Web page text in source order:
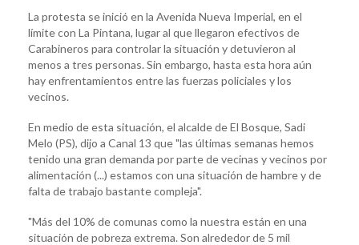
La protesta se inició en la Avenida Nueva Imperial, en el
límite con La Pintana, lugar al que llegaron efectivos de
Carabineros para controlar la situación y detuvieron al
menos a tres personas. Sin embargo, hasta esta hora aún
hay enfrentamientos entre las fuerzas policiales y los
vecinos.
En medio de esta situación, el alcalde de El Bosque, Sadi
Melo (PS), dijo a Canal 13 que "las últimas semanas hemos
tenido una gran demanda por parte de vecinas y vecinos por
alimentación (...) estamos con una situación de hambre y de
falta de trabajo bastante compleja".
"Más del 10% de comunas como la nuestra están en una
situación de pobreza extrema. Son alrededor de 5 mil